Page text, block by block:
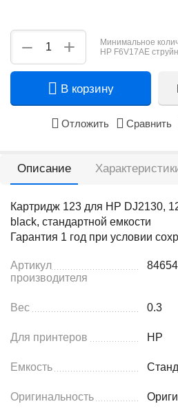
+
−
Минимальное
HP F6V17AE
В корзину
Отложить Сравнить
Описание
Картридж 123 для HP DJ2130,
black, стандартной емкости
Гарантия 1 год при условии
Артикул
производителя
Вес 0.3
Для принтеров HP
Емкость
Оригинальность